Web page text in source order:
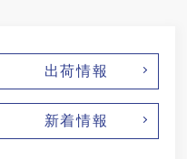
出荷情報
新着情報